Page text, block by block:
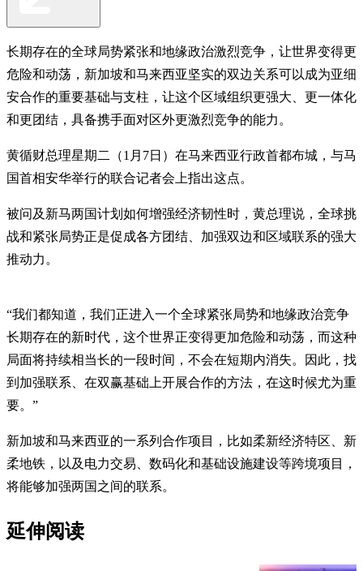
长期存在的全球局势紧张和地缘政治激烈竞争，让世界变得更
危险和动荡，新加坡和马来西亚坚实的双边关系可以成为亚细
安合作的重要基础与支柱，让这个区域组织更强大、更一体化
和更团结，具备携手面对区外更激烈竞争的能力。
黄循财总理星期二（1月7日）在马来西亚行政首都布城，与马
国首相安华举行的联合记者会上指出这点。
被问及新马两国计划如何增强经济韧性时，黄总理说，全球挑
战和紧张局势正是促成各方团结、加强双边和区域联系的强大
推动力。
“我们都知道，我们正进入一个全球紧张局势和地缘政治竞争
长期存在的新时代，这个世界正变得更加危险和动荡，而这种
局面将持续相当长的一段时间，不会在短期内消失。因此，找
到加强联系、在双赢基础上开展合作的方法，在这时候尤为重
要。”
新加坡和马来西亚的一系列合作项目，比如柔新经济特区、新
柔地铁，以及电力交易、数码化和基础设施建设等跨境项目，
将能够加强两国之间的联系。
延伸阅读